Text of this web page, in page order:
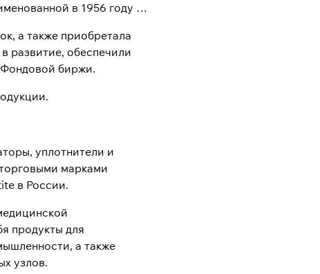
в 1956 году в
а также приобретала
развитие, обеспечили
биржи.
уплотнители и
марками
в России.
продукты для
а также
узлов.